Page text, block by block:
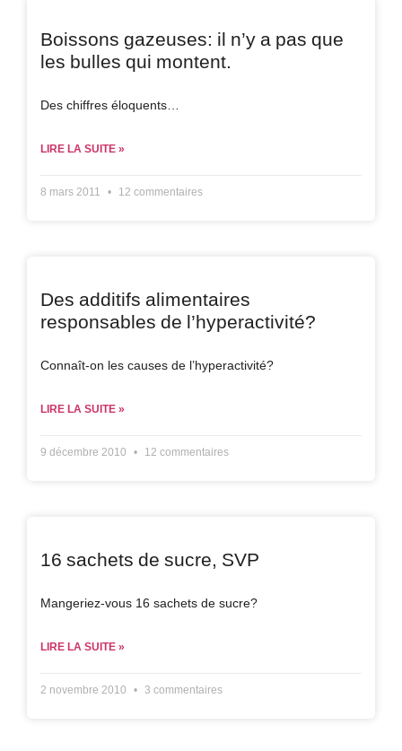
Boissons gazeuses: il n’y a pas que
les bulles qui montent.
Des chiffres éloquents…
LIRE LA SUITE »
8 mars 2011 12 commentaires
Des additifs alimentaires
responsables de l’hyperactivité?
Connaît-on les causes de l’hyperactivité?
LIRE LA SUITE »
9 décembre 2010 12 commentaires
16 sachets de sucre, SVP
Mangeriez-vous 16 sachets de sucre?
LIRE LA SUITE »
2 novembre 2010 3 commentaires